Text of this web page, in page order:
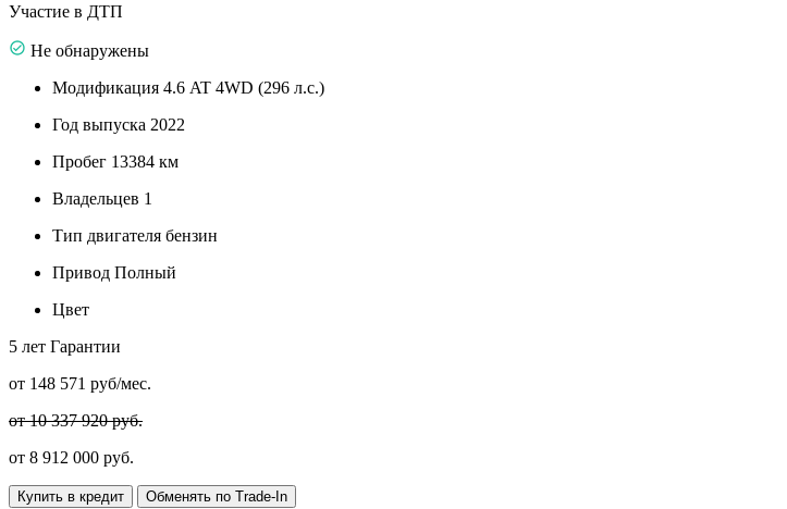
Участие в ДТП
Не обнаружены
Модификация 4.6 AT 4WD (296 л.с.)
Год выпуска 2022
Пробег 13384 км
Владельцев 1
Тип двигателя бензин
Привод Полный
Цвет
5 лет Гарантии
от 148 571 руб/мес.
от 10 337 920 руб.
от 8 912 000 руб.
Купить в кредит Обменять по Trade-In